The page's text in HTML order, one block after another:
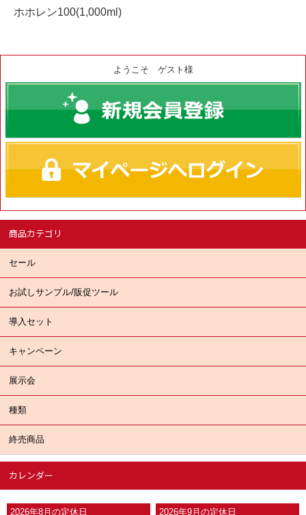
ようこそ ゲスト様
商品カテゴリ
セール
お試しサンプル/販促ツール
導入セット
キャンペーン
展示会
種類
終売商品
カレンダー
2026年8月の定休日 2026年9月の定休日
ホホレン100(1,000ml)